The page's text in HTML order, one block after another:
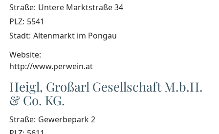
Straße: Untere Marktstraße 34
PLZ: 5541
Stadt: Altenmarkt im Pongau
Website:
http://www.perwein.at
Heigl, Großarl Gesellschaft M.b.H.
& Co. KG.
Straße: Gewerbepark 2